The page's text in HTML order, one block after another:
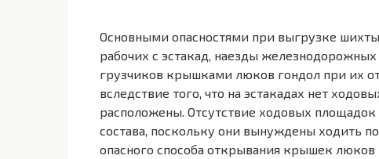
Основными опасностями при выгрузке
рабочих с эстакад, наезды
грузчиков крышками люков гондол при их
вследствие того, что на эстакадах нет
расположены. Отсутствие ходовых
состава, поскольку они вынуждены ходить
опасного способа открывания крышек люков